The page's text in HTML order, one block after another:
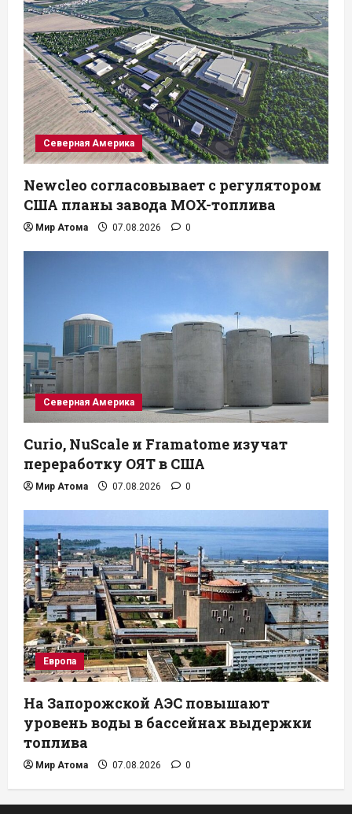
Северная Америка
Newcleo согласовывает с регулятором
США планы завода MOX-топлива
Мир Атома 07.08.2026 0
Северная Америка
Curio, NuScale и Framatome изучат
переработку ОЯТ в США
Мир Атома 07.08.2026 0
Европа
На Запорожской АЭС повышают
уровень воды в бассейнах выдержки
топлива
Мир Атома 07.08.2026 0